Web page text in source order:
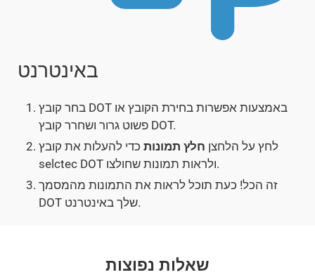
באינטרנט
בחר קובץ DOT באמצעות אפשרות בחירת הקובץ או
פשוט גרור ושחרר קובץ DOT.
לחץ על הלחצן חלץ תמונות כדי להעלות את קובץ
selctec DOT ולראות תמונות שחולצו.
זה הכל! כעת תוכל לראות את התמונות מהמסמך
DOT שלך באינטרנט.
שאלות נפוצות